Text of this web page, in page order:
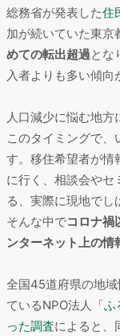
総務省が発表した住
加が続いていた東
めての転出超過とな
入者よりも多い傾向
人口減少に悩む地方
このタイミングで
す。移住希望者が情
に行く、相談会やセ
る、実際に現地でし
そんな中でコロナ禍
ンターネット上の情
全国45道府県の地
ているNPO法人「ふ
った調査によると、